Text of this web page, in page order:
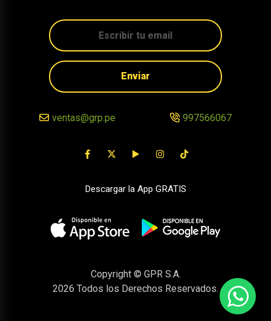
Enviar
ventas@grp.pe 997566067
Descargar la App GRATIS
Copyright © GPR S.A.
2026 Todos los Derechos Reservados.